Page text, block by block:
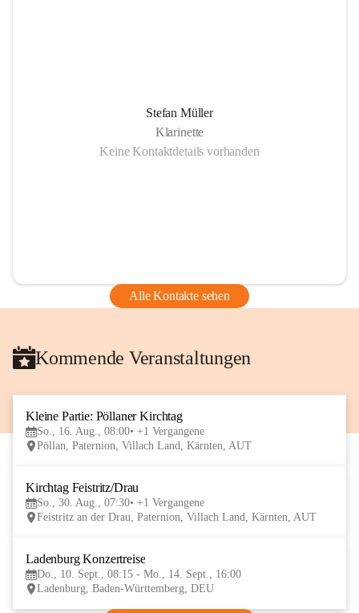
Stefan Müller
Klarinette
Keine Kontaktdetails vorhanden
Alle Kontakte sehen
Kommende Veranstaltungen
Kleine Partie: Pöllaner Kirchtag
So., 16. Aug., 08:00 +1 Vergangene
Pöllan, Paternion, Villach Land, Kärnten, AUT
Kirchtag Feistritz/Drau
So., 30. Aug., 07:30 +1 Vergangene
Feistritz an der Drau, Paternion, Villach Land, Kärnten, AUT
Ladenburg Konzertreise
Do., 10. Sept., 08:15 - Mo., 14. Sept., 16:00
Ladenburg, Baden-Württemberg, DEU